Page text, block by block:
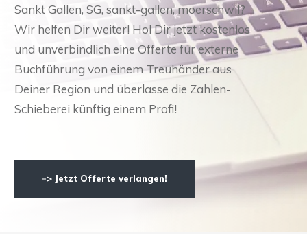
Sankt Gallen, SG, sankt-gallen, moerschwil?
Wir helfen Dir weiter! Hol Dir jetzt kostenlos
und unverbindlich eine Offerte für externe
Buchführung von einem Treuhänder aus
Deiner Region und überlasse die Zahlen-
Schieberei künftig einem Profi!
=> Jetzt Offerte verlangen!